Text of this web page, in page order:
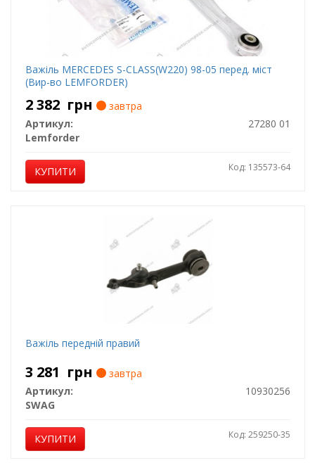
Важіль MERCEDES S-CLASS(W220) 98-05 перед. міст
(Вир-во LEMFORDER)
2 382 грн
завтра
Артикул:
27280 01
Lemforder
КУПИТИ Код: 135573-64
Важіль передній правий
3 281 грн
завтра
Артикул:
10930256
SWAG
КУПИТИ Код: 259250-35